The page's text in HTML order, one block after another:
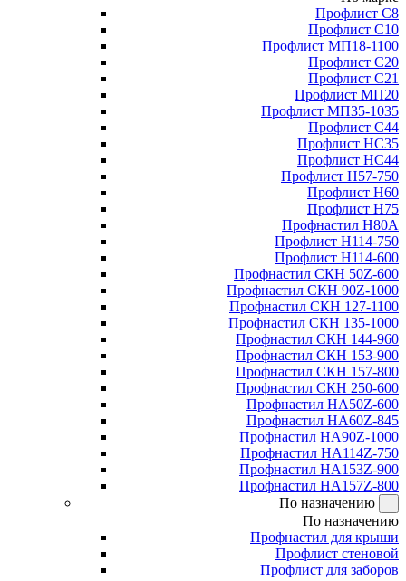
Профлист С8
Профлист С10
Профлист МП18-1100
Профлист С20
Профлист С21
Профлист МП20
Профлист МП35-1035
Профлист С44
Профлист НС35
Профлист НС44
Профлист Н57-750
Профлист Н60
Профлист Н75
Профнастил Н80А
Профлист Н114-750
Профлист Н114-600
Профнастил СКН 50Z-600
Профнастил СКН 90Z-1000
Профнастил СКН 127-1100
Профнастил СКН 135-1000
Профнастил СКН 144-960
Профнастил СКН 153-900
Профнастил СКН 157-800
Профнастил СКН 250-600
Профнастил НА50Z-600
Профнастил НА60Z-845
Профнастил НА90Z-1000
Профнастил НА114Z-750
Профнастил НА153Z-900
Профнастил НА157Z-800
По назначению
По назначению
Профнастил для крыши
Профлист стеновой
Профлист для заборов